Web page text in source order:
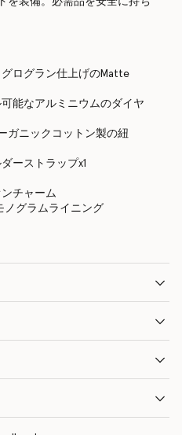
ログラン仕上げのMatte
能なアルミニウムのダイヤ
ガニックコットン製の紐
ーストラップx1
チャーム
ノグラムライニング